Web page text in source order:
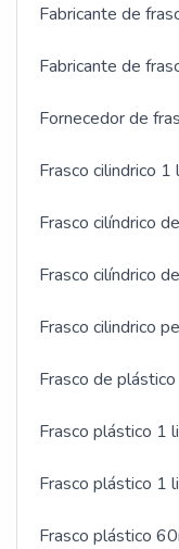
Fabricante de
Fabricante de
Fornecedor de
Frasco cilindrico 1
Frasco cilíndrico
Frasco cilíndrico
Frasco cilindrico
Frasco de
Frasco plástico 1
Frasco plástico 1
Frasco plástico